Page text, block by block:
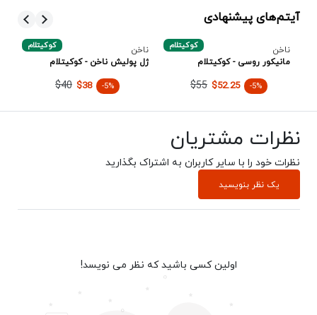
آیتم‌های پیشنهادی
کوکیتلام
ناخن
مانیکور روسی - کوکیتلام
$55 $52.25 -5%
کوکیتلام
ناخن
ژل پولیش ناخن - کوکیتلام
$40 $38 -5%
نظرات مشتریان
نظرات خود را با سایر کاربران به اشتراک بگذارید
یک نظر بنویسید
اولین کسی باشید که نظر می نویسد!